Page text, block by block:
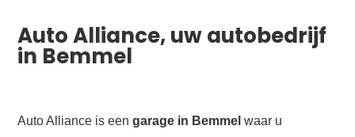
Auto Alliance, uw autobedrijf
in Bemmel
Auto Alliance is eengarage in Bemmel waar u